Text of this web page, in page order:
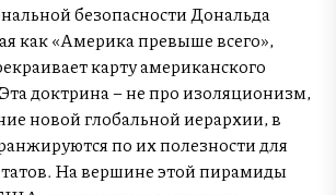
безопасности Дональда
как «Америка превыше всего»,
карту американского
доктрина – не про изоляционизм,
новой глобальной иерархии, в
по их полезности для
На вершине этой пирамиды